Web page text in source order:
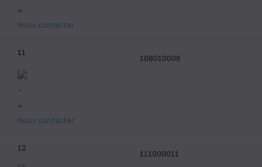
-
Nous contacter
11
108010006
-
-
Nous contacter
12
111000011